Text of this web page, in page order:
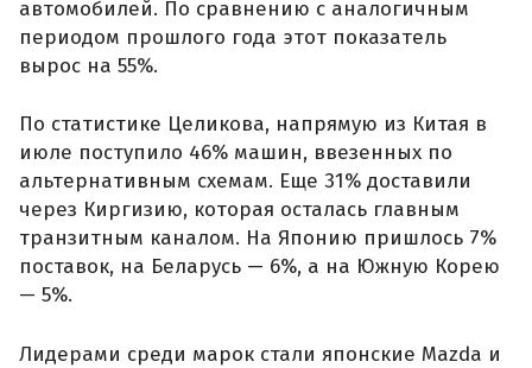
автомобилей. По сравнению с аналогичным
периодом прошлого года этот показатель
вырос на 55%.
По статистике Целикова, напрямую из Китая в
июле поступило 46% машин, ввезенных по
альтернативным схемам. Еще 31% доставили
через Киргизию, которая осталась главным
транзитным каналом. На Японию пришлось 7%
поставок, на Беларусь — 6%, а на Южную Корею
— 5%.
Лидерами среди марок стали японские Mazda и